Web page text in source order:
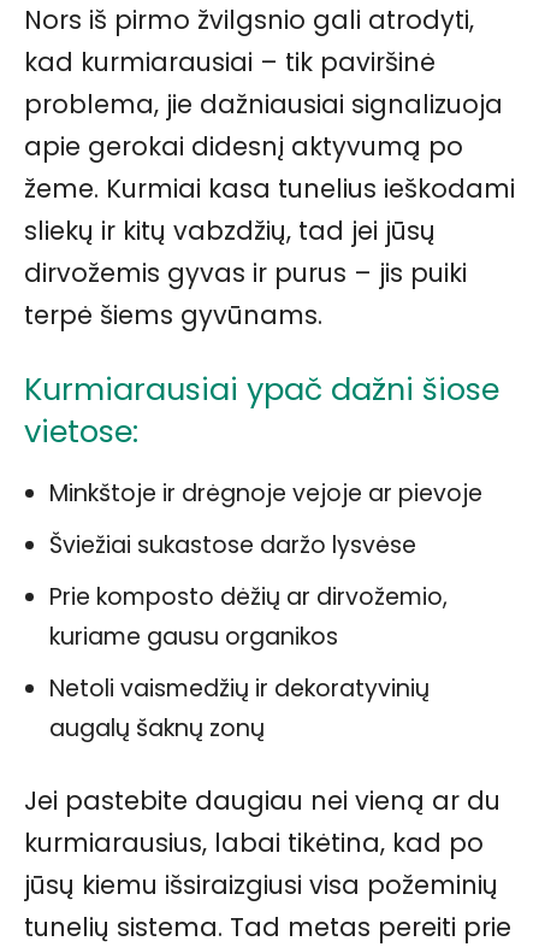
Nors iš pirmo žvilgsnio gali atrodyti,
kad kurmiarausiai – tik paviršinė
problema, jie dažniausiai signalizuoja
apie gerokai didesnį aktyvumą po
žeme. Kurmiai kasa tunelius ieškodami
sliekų ir kitų vabzdžių, tad jei jūsų
dirvožemis gyvas ir purus – jis puiki
terpė šiems gyvūnams.
Kurmiarausiai ypač dažni šiose
vietose:
Minkštoje ir drėgnoje vejoje ar pievoje
Šviežiai sukastose daržo lysvėse
Prie komposto dėžių ar dirvožemio,
kuriame gausu organikos
Netoli vaismedžių ir dekoratyvinių
augalų šaknų zonų
Jei pastebite daugiau nei vieną ar du
kurmiarausius, labai tikėtina, kad po
jūsų kiemu išsiraizgiusi visa požeminių
tunelių sistema. Tad metas pereiti prie